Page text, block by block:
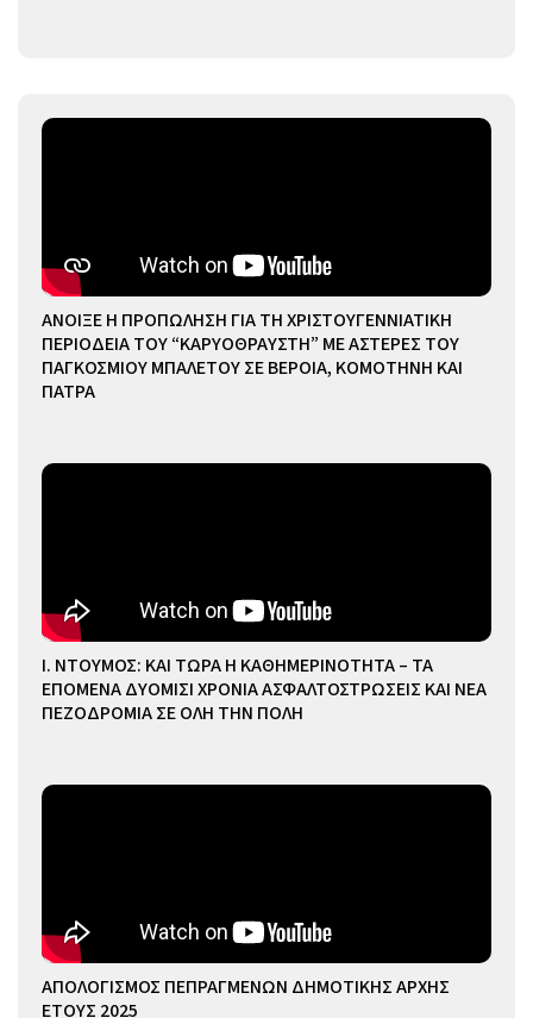
ΑΝΟΙΞΕ Η ΠΡΟΠΩΛΗΣΗ ΓΙΑ ΤΗ ΧΡΙΣΤΟΥΓΕΝΝΙΑΤΙΚΗ
ΠΕΡΙΟΔΕΙΑ ΤΟΥ “ΚΑΡΥΟΘΡΑΥΣΤΗ” ΜΕ ΑΣΤΕΡΕΣ ΤΟΥ
ΠΑΓΚΟΣΜΙΟΥ ΜΠΑΛΕΤΟΥ ΣΕ ΒΕΡΟΙΑ, ΚΟΜΟΤΗΝΗ ΚΑΙ
ΠΑΤΡΑ
Ι. ΝΤΟΥΜΟΣ: ΚΑΙ ΤΩΡΑ Η ΚΑΘΗΜΕΡΙΝΟΤΗΤΑ – ΤΑ
ΕΠΟΜΕΝΑ ΔΥΟΜΙΣΙ ΧΡΟΝΙΑ ΑΣΦΑΛΤΟΣΤΡΩΣΕΙΣ ΚΑΙ ΝΕΑ
ΠΕΖΟΔΡΟΜΙΑ ΣΕ ΟΛΗ ΤΗΝ ΠΟΛΗ
ΑΠΟΛΟΓΙΣΜΟΣ ΠΕΠΡΑΓΜΕΝΩΝ ΔΗΜΟΤΙΚΗΣ ΑΡΧΗΣ
ΕΤΟΥΣ 2025